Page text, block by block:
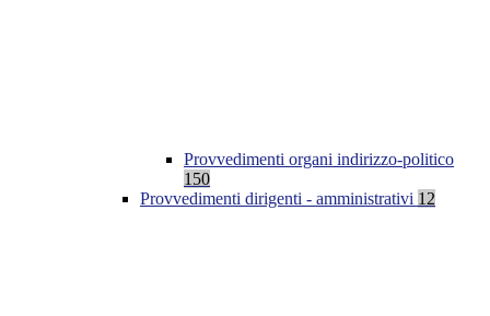
Provvedimenti organi indirizzo-politico
150
Provvedimenti dirigenti - amministrativi 12